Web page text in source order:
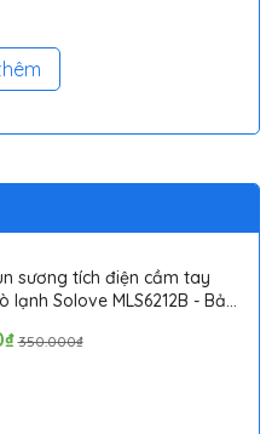
sương tích điện cầm tay
lạnh Solove MLS6212B - Bảo
350.000₫